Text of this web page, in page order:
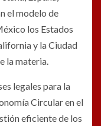
el modelo de
los Estados
y la Ciudad
la materia.
legales para la
Circular en el
eficiente de los